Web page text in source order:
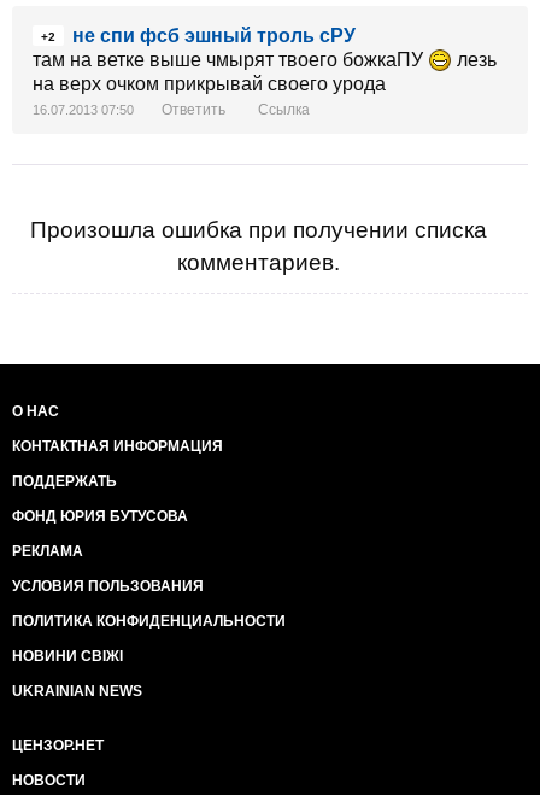
+2
не спи фсб эшный троль сРУ
там на ветке выше чмырят твоего божкаПУ
лезь
на верх очком прикрывай своего урода
16.07.2013 07:50 Ответить Ссылка
Произошла ошибка при получении списка
комментариев.
О НАС
КОНТАКТНАЯ ИНФОРМАЦИЯ
ПОДДЕРЖАТЬ
ФОНД ЮРИЯ БУТУСОВА
РЕКЛАМА
УСЛОВИЯ ПОЛЬЗОВАНИЯ
ПОЛИТИКА КОНФИДЕНЦИАЛЬНОСТИ
НОВИНИ СВІЖІ
UKRAINIAN NEWS
ЦЕНЗОР.НЕТ
НОВОСТИ